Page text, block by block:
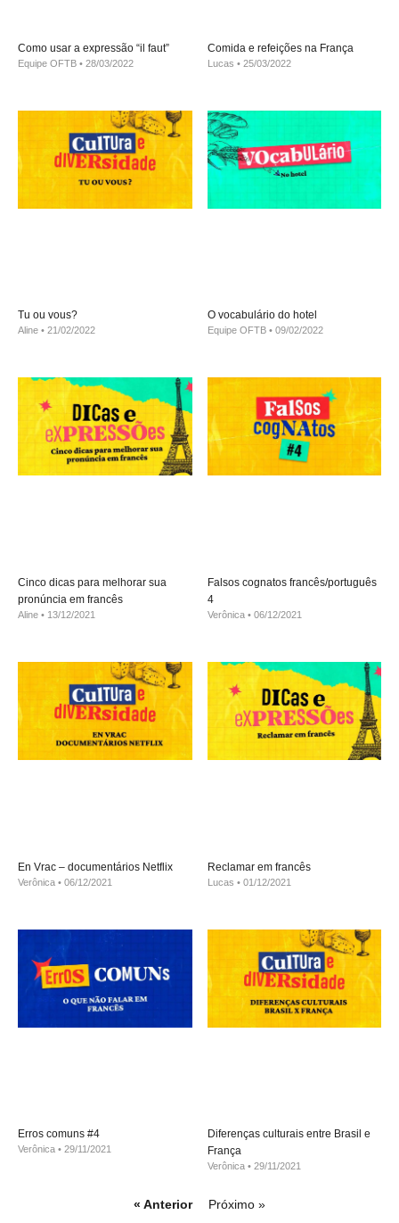
Como usar a expressão “il faut”
Equipe OFTB 28/03/2022
Comida e refeições na França
Lucas 25/03/2022
Tu ou vous?
Aline 21/02/2022
O vocabulário do hotel
Equipe OFTB 09/02/2022
Cinco dicas para melhorar sua
pronúncia em francês
Aline 13/12/2021
Falsos cognatos francês/português
4
Verônica 06/12/2021
En Vrac – documentários Netflix
Verônica 06/12/2021
Reclamar em francês
Lucas 01/12/2021
Erros comuns #4
Verônica 29/11/2021
Diferenças culturais entre Brasil e
França
Verônica 29/11/2021
« Anterior Próximo »